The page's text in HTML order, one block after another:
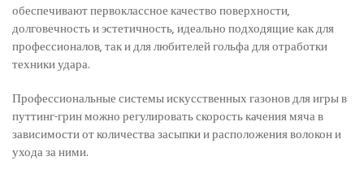
обеспечивают первоклассное качество поверхности,
долговечность и эстетичность, идеально подходящие как для
профессионалов, так и для любителей гольфа для отработки
техники удара.
Профессиональные системы искусственных газонов для игры в
путтинг-грин можно регулировать скорость качения мяча в
зависимости от количества засыпки и расположения волокон и
ухода за ними.